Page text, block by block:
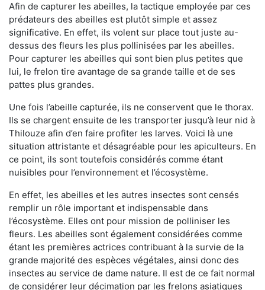
Afin de capturer les abeilles, la tactique employée par ces
prédateurs des abeilles est plutôt simple et assez
significative. En effet, ils volent sur place tout juste au-
dessus des fleurs les plus pollinisées par les abeilles.
Pour capturer les abeilles qui sont bien plus petites que
lui, le frelon tire avantage de sa grande taille et de ses
pattes plus grandes.
Une fois l’abeille capturée, ils ne conservent que le thorax.
Ils se chargent ensuite de les transporter jusqu’à leur nid à
Thilouze afin d’en faire profiter les larves. Voici là une
situation attristante et désagréable pour les apiculteurs. En
ce point, ils sont toutefois considérés comme étant
nuisibles pour l’environnement et l’écosystème.
En effet, les abeilles et les autres insectes sont censés
remplir un rôle important et indispensable dans
l’écosystème. Elles ont pour mission de polliniser les
fleurs. Les abeilles sont également considérées comme
étant les premières actrices contribuant à la survie de la
grande majorité des espèces végétales, ainsi donc des
insectes au service de dame nature. Il est de ce fait normal
de considérer leur décimation par les frelons asiatiques